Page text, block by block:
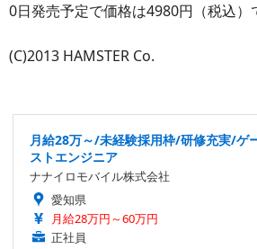
0日発売予定で価格は4980円（税込）
(C)2013 HAMSTER Co.
月給28万～/未経験採用枠/研修充実/ゲ
ストエンジニア
ナナイロモバイル株式会社
愛知県
月給28万円～60万円
正社員